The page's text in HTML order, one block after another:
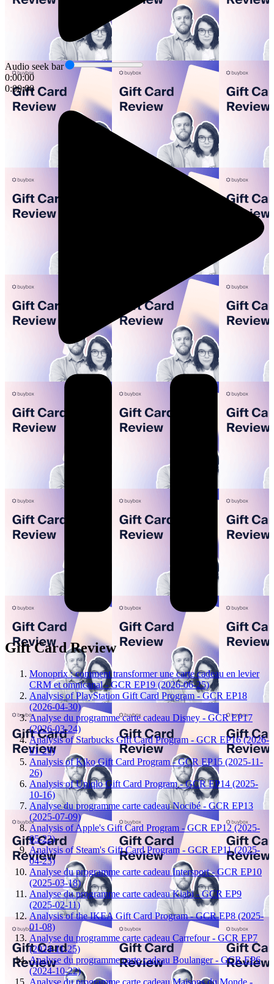
Audio seek bar
0:00:00
0:00:00
Gift Card Review
Monoprix : comment transformer une carte cadeau en levier
CRM et omnicanal - GCR EP19 (2026-06-25)
Analysis of PlayStation Gift Card Program - GCR EP18
(2026-04-30)
Analyse du programme carte cadeau Disney - GCR EP17
(2026-03-24)
Analysis of Starbucks Gift Card Program - GCR EP16 (2026-
01-29)
Analysis of Kiko Gift Card Program - GCR EP15 (2025-11-
26)
Analysis of Uniqlo Gift Card Program - GCR EP14 (2025-
10-16)
Analyse du programme carte cadeau Nocibé - GCR EP13
(2025-07-09)
Analysis of Apple's Gift Card Program - GCR EP12 (2025-
05-22)
Analysis of Steam's Gift Card Program - GCR EP11 (2025-
04-23)
Analyse du programme carte cadeau Intersport - GCR EP10
(2025-03-18)
Analyse du programme carte cadeau Kiabi - GCR EP9
(2025-02-11)
Analysis of the IKEA Gift Card Program - GCR EP8 (2025-
01-08)
Analyse du programme carte cadeau Carrefour - GCR EP7
(2024-11-25)
Analyse du programme carte cadeau Boulanger - GCR EP6
(2024-10-22)
Analyse du programme carte cadeau Maisons du Monde -